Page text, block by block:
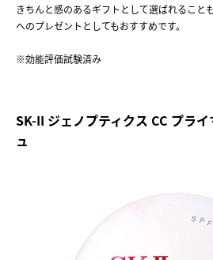
きちんと感のあるギフトとして選ばれること
へのプレゼントとしてもおすすめです。
※効能評価試験済み
SK-II ジェノプティクス CC プラ
ュ